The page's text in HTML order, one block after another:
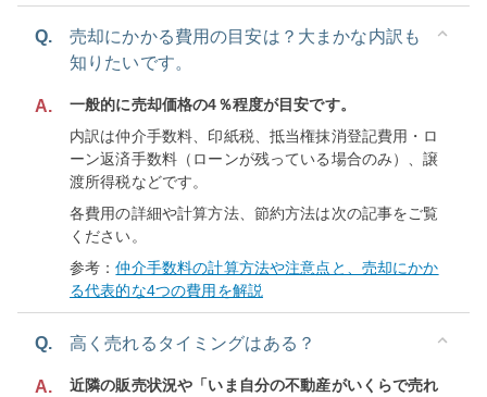
Q.
売却にかかる費用の目安は？大まかな内訳も
知りたいです。
A.
一般的に売却価格の4％程度が目安です。
内訳は仲介手数料、印紙税、抵当権抹消登記費用・ロ
ーン返済手数料（ローンが残っている場合のみ）、譲
渡所得税などです。
各費用の詳細や計算方法、節約方法は次の記事をご覧
ください。
参考：仲介手数料の計算方法や注意点と、売却にかか
る代表的な4つの費用を解説
Q. 高く売れるタイミングはある？
A.
近隣の販売状況や「いま自分の不動産がいくらで売れ